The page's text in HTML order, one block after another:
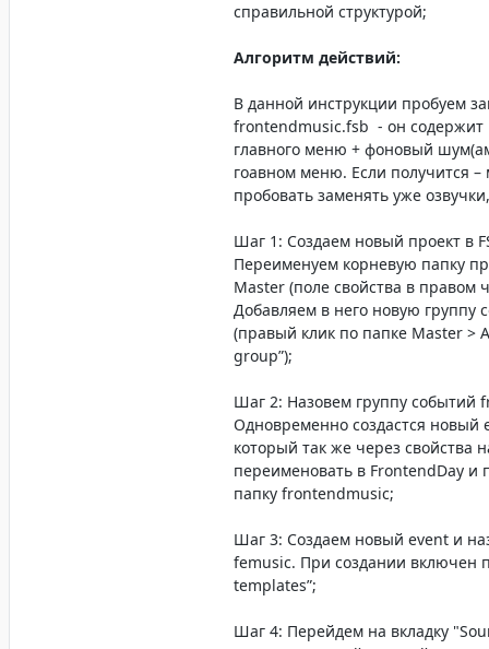
справильной структурой;
Алгоритм действий:
В данной инструкции пробуем
frontendmusic.fsb - он содержит
главного меню + фоновый
гоавном меню. Если получится
пробовать заменять уже
Шаг 1: Создаем новый проект в
Переименуем корневую папку
Master (поле свойства в правом
Добавляем в него новую группу
(правый клик по папке Master >
group”);
Шаг 2: Назовем группу событий
Одновременно создастся новый
который так же через свойства
переименовать в FrontendDay и
папку frontendmusic;
Шаг 3: Создаем новый event и
femusic. При создании включен
templates”;
Шаг 4: Перейдем на вкладку